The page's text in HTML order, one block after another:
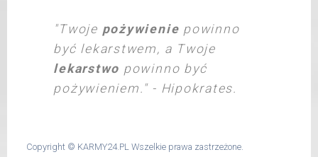
"Twoje pożywienie powinno
być lekarstwem, a Twoje
lekarstwo powinno być
pożywieniem." - Hipokrates.
Copyright © KARMY24.PL Wszelkie prawa zastrzeżone.